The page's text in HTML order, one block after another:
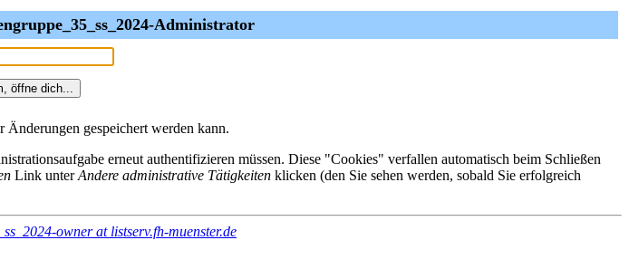
Administrator
gespeichert werden kann.
erneut authentifizieren müssen. Diese "Cookies" verfallen automatisch beim Schließen
Link unterAndere administrative Tätigkeiten klicken (den Sie sehen werden, sobald Sie erfolgreich
owner at listserv.fh-muenster.de